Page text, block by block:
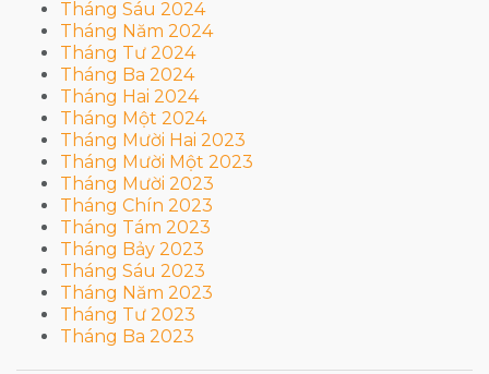
Tháng Sáu 2024
Tháng Năm 2024
Tháng Tư 2024
Tháng Ba 2024
Tháng Hai 2024
Tháng Một 2024
Tháng Mười Hai 2023
Tháng Mười Một 2023
Tháng Mười 2023
Tháng Chín 2023
Tháng Tám 2023
Tháng Bảy 2023
Tháng Sáu 2023
Tháng Năm 2023
Tháng Tư 2023
Tháng Ba 2023